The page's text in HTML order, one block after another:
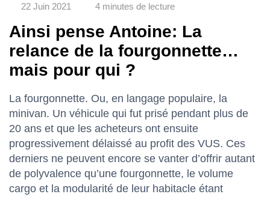
22 Juin 2021 4 minutes de lecture
Ainsi pense Antoine: La
relance de la fourgonnette…
mais pour qui ?
La fourgonnette. Ou, en langage populaire, la
minivan. Un véhicule qui fut prisé pendant plus de
20 ans et que les acheteurs ont ensuite
progressivement délaissé au profit des VUS. Ces
derniers ne peuvent encore se vanter d’offrir autant
de polyvalence qu’une fourgonnette, le volume
cargo et la modularité de leur habitacle étant